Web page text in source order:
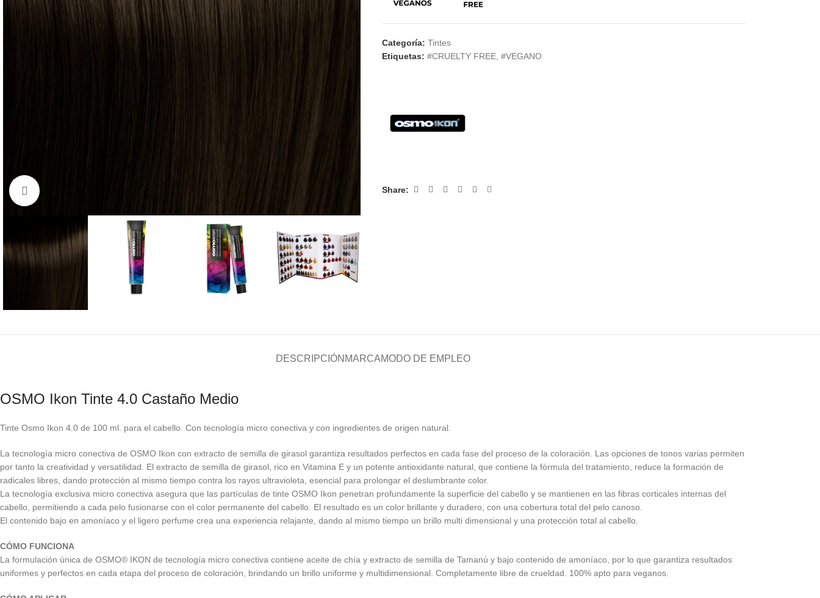
Categoría: Tintes
Etiquetas: #CRUELTY FREE, #VEGANO
Share:
DESCRIPCIÓN MARCAMODO DE EMPLEO
OSMO Ikon Tinte 4.0 Castaño Medio
Tinte Osmo Ikon 4.0 de 100 ml. para el cabello. Con tecnología micro conectiva y con ingredientes de origen natural.
La tecnología micro conectiva de OSMO Ikon con extracto de semilla de girasol garantiza resultados perfectos en cada fase del proceso de la coloración. Las opciones de tonos varias permiten
por tanto la creatividad y versatilidad. El extracto de semilla de girasol, rico en Vitamina E y un potente antioxidante natural, que contiene la fórmula del tratamiento, reduce la formación de
radicales libres, dando protección al mismo tiempo contra los rayos ultravioleta, esencial para prolongar el deslumbrante color.
La tecnología exclusiva micro conectiva asegura que las partículas de tinte OSMO Ikon penetran profundamente la superficie del cabello y se mantienen en las fibras corticales internas del
cabello, permitiendo a cada pelo fusionarse con el color permanente del cabello. El resultado es un color brillante y duradero, con una cobertura total del pelo canoso.
El contenido bajo en amoníaco y el ligero perfume crea una experiencia relajante, dando al mismo tiempo un brillo multi dimensional y una protección total al cabello.
CÓMO FUNCIONA
La formulación única de OSMO® IKON de tecnología micro conectiva contiene aceite de chía y extracto de semilla de Tamanú y bajo contenido de amoníaco, por lo que garantiza resultados
uniformes y perfectos en cada etapa del proceso de coloración, brindando un brillo uniforme y multidimensional. Completamente libre de crueldad. 100% apto para veganos.